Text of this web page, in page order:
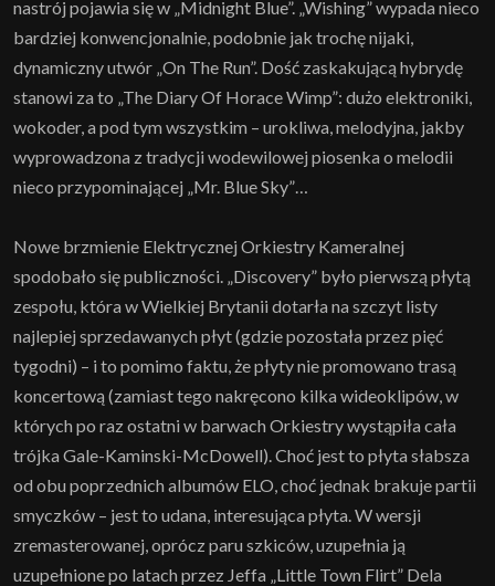
nastrój pojawia się w „Midnight Blue”. „Wishing” wypada nieco
bardziej konwencjonalnie, podobnie jak trochę nijaki,
dynamiczny utwór „On The Run”. Dość zaskakującą hybrydę
stanowi za to „The Diary Of Horace Wimp”: dużo elektroniki,
wokoder, a pod tym wszystkim – urokliwa, melodyjna, jakby
wyprowadzona z tradycji wodewilowej piosenka o melodii
nieco przypominającej „Mr. Blue Sky”…
Nowe brzmienie Elektrycznej Orkiestry Kameralnej
spodobało się publiczności. „Discovery” było pierwszą płytą
zespołu, która w Wielkiej Brytanii dotarła na szczyt listy
najlepiej sprzedawanych płyt (gdzie pozostała przez pięć
tygodni) – i to pomimo faktu, że płyty nie promowano trasą
koncertową (zamiast tego nakręcono kilka wideoklipów, w
których po raz ostatni w barwach Orkiestry wystąpiła cała
trójka Gale-Kaminski-McDowell). Choć jest to płyta słabsza
od obu poprzednich albumów ELO, choć jednak brakuje partii
smyczków – jest to udana, interesująca płyta. W wersji
zremasterowanej, oprócz paru szkiców, uzupełnia ją
uzupełnione po latach przez Jeffa „Little Town Flirt” Dela